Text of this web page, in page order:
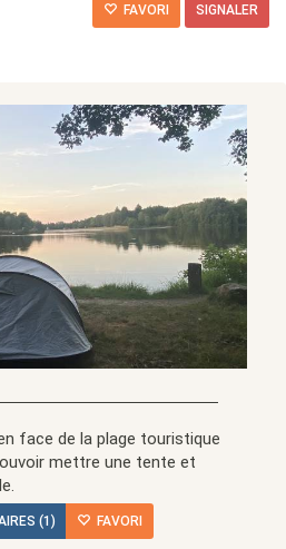
FAVORI SIGNALER
face de la plage touristique
mettre une tente et
(1) FAVORI